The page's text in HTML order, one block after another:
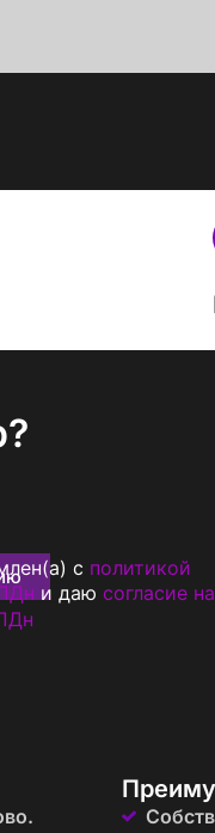
с политикой
и даю согласие на